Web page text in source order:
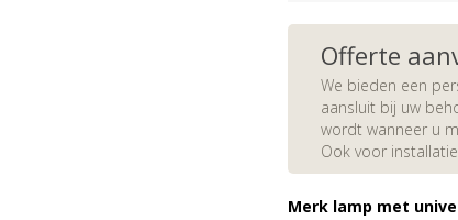
Offerte
We bieden een
aansluit bij uw
wordt wanneer u
Ook voor
Merk lamp met